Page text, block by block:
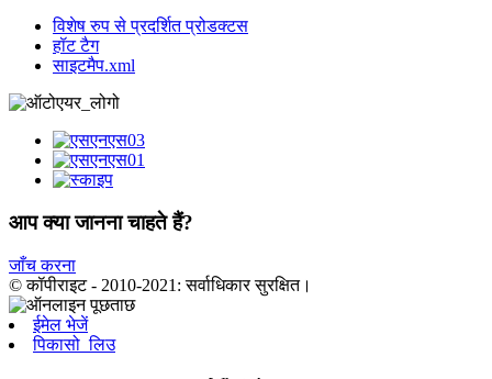
विशेष रुप से प्रदर्शित प्रोडक्टस
हॉट टैग
साइटमैप.xml
आप क्या जानना चाहते हैं?
जाँच करना
© कॉपीराइट - 2010-2021: सर्वाधिकार सुरक्षित।
ईमेल भेजें
पिकासो_लिउ